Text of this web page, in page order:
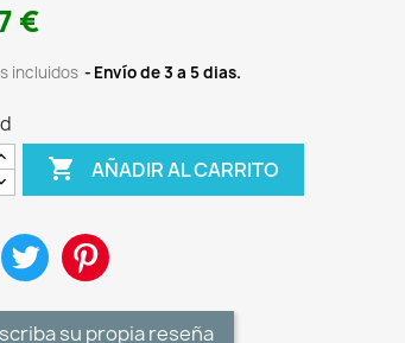
€
incluidos Envío de 3 a 5 dias.
 AÑADIR AL CARRITO
CompartirTuitear
su propia reseña